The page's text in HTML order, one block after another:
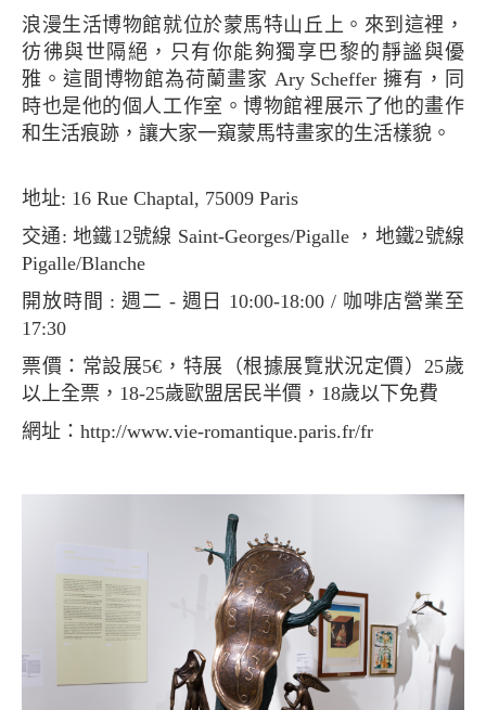
浪漫生活博物館就位於蒙馬特山丘上。來到這裡，
彷彿與世隔絕，只有你能夠獨享巴黎的靜謐與優
雅。這間博物館為荷蘭畫家 Ary Scheffer 擁有，同
時也是他的個人工作室。博物館裡展示了他的畫作
和生活痕跡，讓大家一窺蒙馬特畫家的生活樣貌。
地址: 16 Rue Chaptal, 75009 Paris
交通: 地鐵12號線 Saint-Georges/Pigalle ，地鐵2號線
Pigalle/Blanche
開放時間 : 週二 - 週日 10:00-18:00 / 咖啡店營業至
17:30
票價：常設展5€，特展（根據展覽狀況定價）25歲
以上全票，18-25歲歐盟居民半價，18歲以下免費
網址：http://www.vie-romantique.paris.fr/fr